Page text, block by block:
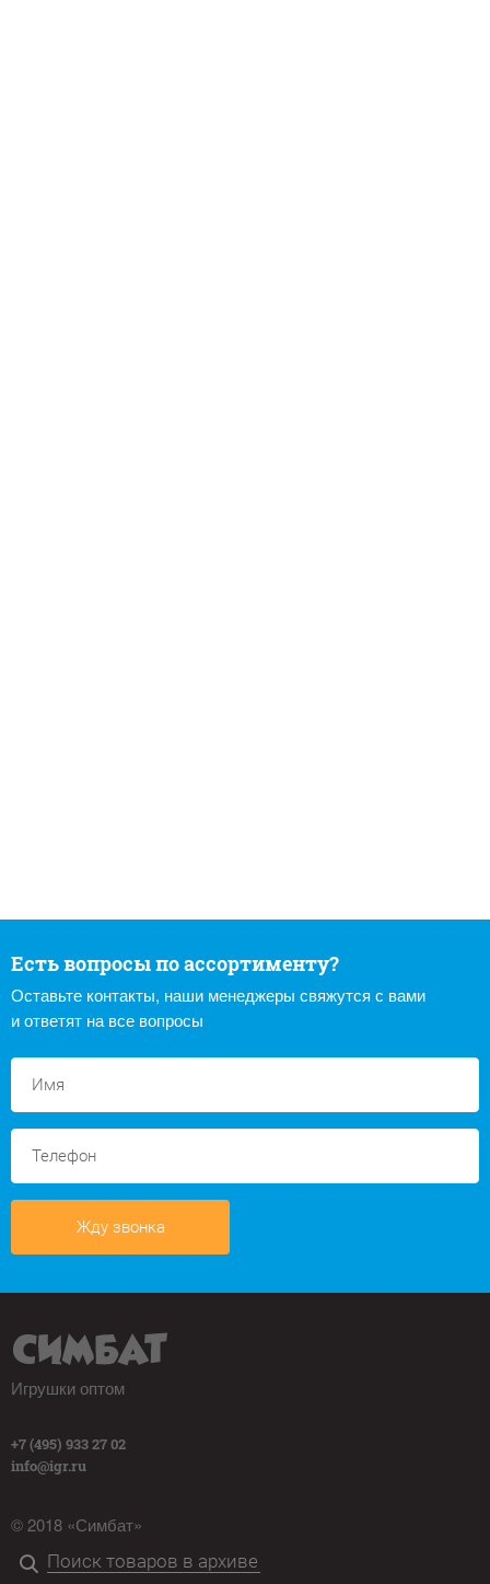
Есть вопросы по ассортименту?
Оставьте контакты, наши менеджеры свяжутся с вами
и ответят на все вопросы
Жду звонка
Игрушки оптом
+7 (495) 933 27 02
info@igr.ru
© 2018 «Симбат»